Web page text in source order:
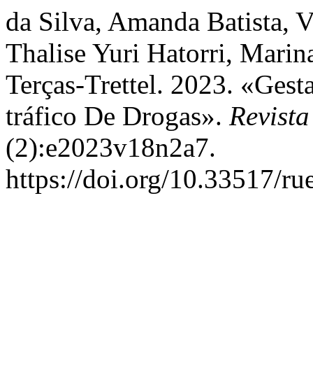
da Silva, Amanda Batista,
Thalise Yuri Hatorri,
Terças-Trettel. 2023.
tráfico De Drogas».
(2):e2023v18n2a7.
https://doi.org/10.33517/